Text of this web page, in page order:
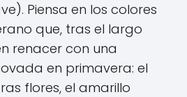
Piensa en los colores
que, tras el largo
renacer con una
en primavera: el
flores, el amarillo